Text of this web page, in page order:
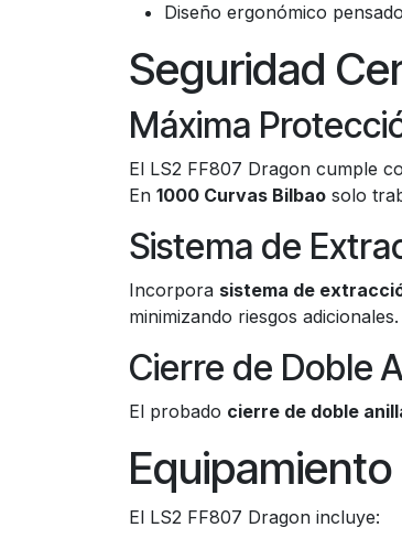
Diseño ergonómico
Seguridad
Máxima
El LS2 FF807 Dragon cumple
En 1000 Curvas Bilbao solo
Sistema de
Incorpora sistema de
minimizando riesgos adicionales.
Cierre de Doble
El probado cierre de doble
El LS2 FF807 Dragon incluye: